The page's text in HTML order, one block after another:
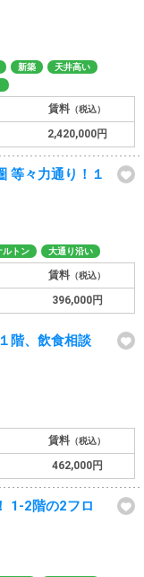
新築
天井高い
賃料 （税込）
2,420,000円
等々力通り！１
ルトン 大通り沿い
賃料 （税込）
396,000円
階、飲食相談
賃料 （税込）
462,000円
1-2階の2フロ